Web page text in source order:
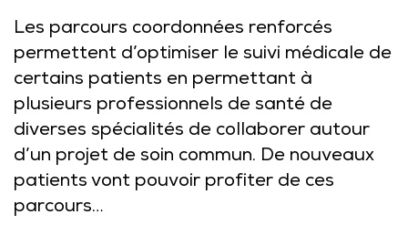
Les parcours coordonnées renforcés
permettent d’optimiser le suivi médicale de
certains patients en permettant à
plusieurs professionnels de santé de
diverses spécialités de collaborer autour
d’un projet de soin commun. De nouveaux
patients vont pouvoir profiter de ces
parcours…